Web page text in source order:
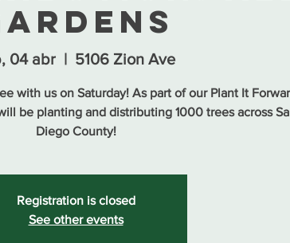
04 abr
  |
5106 Zion Ave
with us on Saturday! As part of our Plant It
be planting and distributing 1000 trees across
Diego County!
Registration is closed
See other events